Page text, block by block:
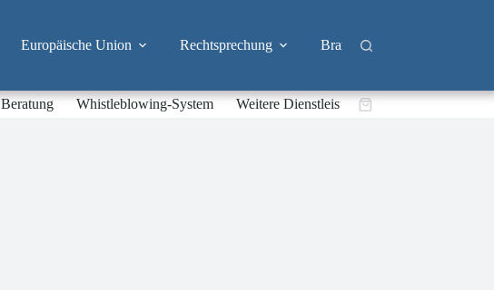
Europäische Union Rechtsprechung Branchen
Beratung Whistleblowing-System Weitere DienstleistungenWarenkorb